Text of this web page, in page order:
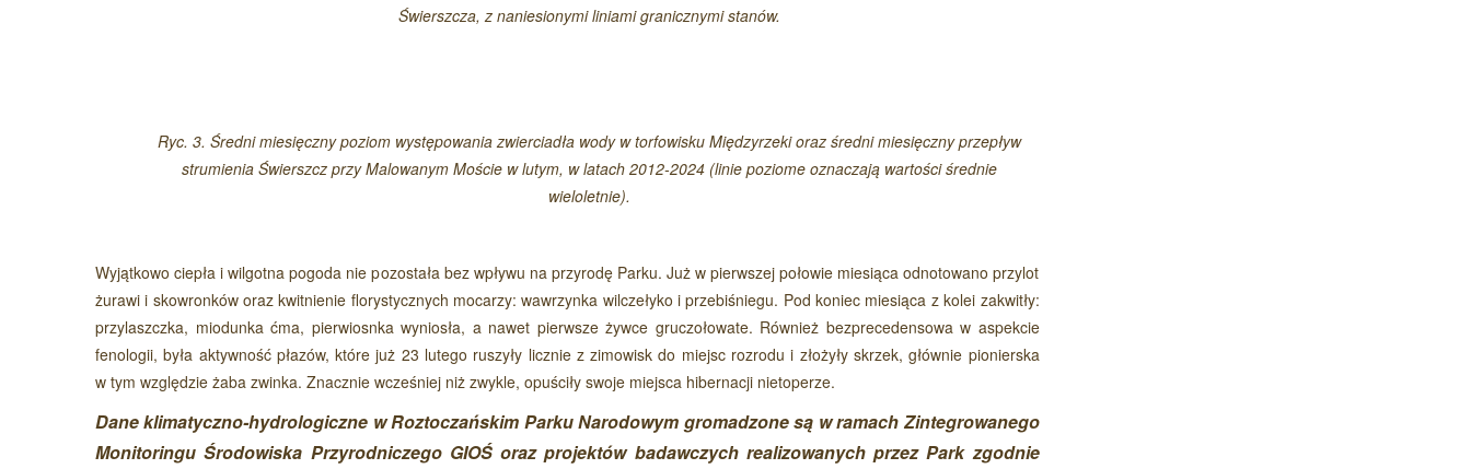
Świerszcza, z naniesionymi liniami granicznymi stanów.
Ryc. 3. Średni miesięczny poziom występowania zwierciadła wody w torfowisku Międzyrzeki oraz średni miesięczny przepływ
strumienia Świerszcz przy Malowanym Moście w lutym, w latach 2012-2024 (linie poziome oznaczają wartości średnie
wieloletnie).
Wyjątkowo ciepła i wilgotna pogoda nie pozostała bez wpływu na przyrodę Parku. Już w pierwszej połowie miesiąca odnotowano przylot
żurawi i skowronków oraz kwitnienie florystycznych mocarzy: wawrzynka wilczełyko i przebiśniegu. Pod koniec miesiąca z kolei zakwitły:
przylaszczka, miodunka ćma, pierwiosnka wyniosła, a nawet pierwsze żywce gruczołowate. Również bezprecedensowa w aspekcie
fenologii, była aktywność płazów, które już 23 lutego ruszyły licznie z zimowisk do miejsc rozrodu i złożyły skrzek, głównie pionierska
w tym względzie żaba zwinka. Znacznie wcześniej niż zwykle, opuściły swoje miejsca hibernacji nietoperze.
Dane klimatyczno-hydrologiczne w Roztoczańskim Parku Narodowym gromadzone są w ramach Zintegrowanego
Monitoringu Środowiska Przyrodniczego GIOŚ oraz projektów badawczych realizowanych przez Park zgodnie